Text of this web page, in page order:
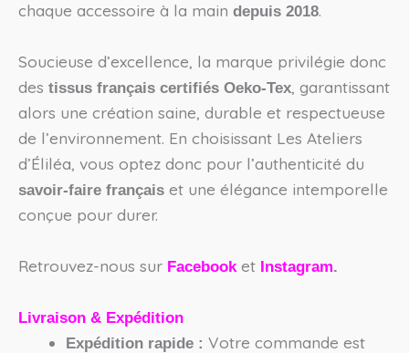
chaque accessoire à la main depuis 2018.
Soucieuse d’excellence, la marque privilégie donc
des tissus français certifiés Oeko-Tex, garantissant
alors une création saine, durable et respectueuse
de l’environnement. En choisissant Les Ateliers
d’Éliléa, vous optez donc pour l’authenticité du
savoir-faire français et une élégance intemporelle
conçue pour durer.
Retrouvez-nous sur Facebook et Instagram.
Livraison & Expédition
Expédition rapide : Votre commande est